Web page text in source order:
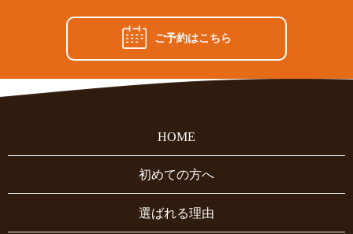
ご予約はこちら
HOME
初めての方へ
選ばれる理由